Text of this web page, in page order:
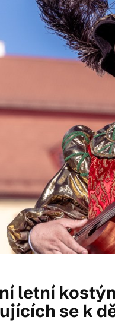
Brána Jihlavy
letní
se k